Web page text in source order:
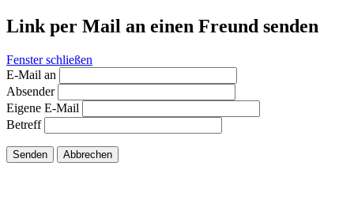
Link per Mail an einen Freund senden
Fenster schließen
E-Mail an
Absender
Eigene E-Mail
Betreff
Senden Abbrechen